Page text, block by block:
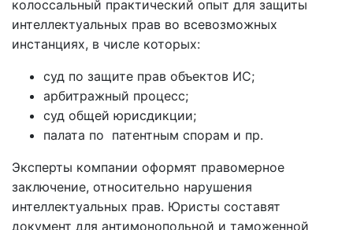
колоссальный практический опыт для защиты
интеллектуальных прав во всевозможных
инстанциях, в числе которых:
суд по защите прав объектов ИС;
арбитражный процесс;
суд общей юрисдикции;
палата по патентным спорам и пр.
Эксперты компании оформят правомерное
заключение, относительно нарушения
интеллектуальных прав. Юристы составят
документ для антимонопольной и таможенной